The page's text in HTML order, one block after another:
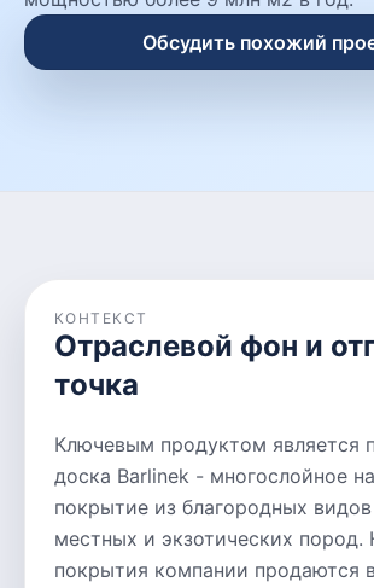
Обсудить похожий
КОНТЕКСТ
Отраслевой фон и
точка
Ключевым продуктом является
доска Barlinek - многослойное
покрытие из благородных
местных и экзотических пород.
покрытия компании продаются